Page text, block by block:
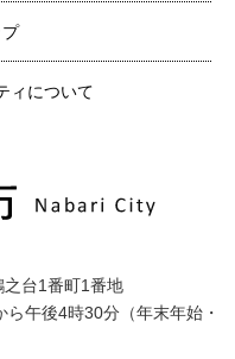
ィについて
台1番町1番地
午後4時30分（年末年始・